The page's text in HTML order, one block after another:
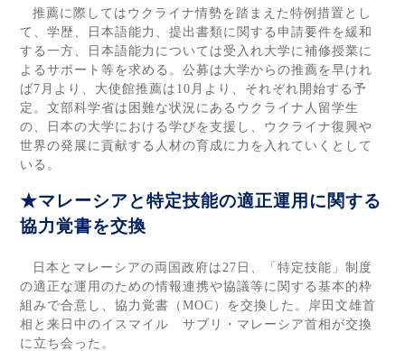
推薦に際してはウクライナ情勢を踏まえた特例措置とし
て、学歴、日本語能力、提出書類に関する申請要件を緩和
する一方、日本語能力については受入れ大学に補修授業に
よるサポート等を求める。公募は大学からの推薦を早けれ
ば7 月より、大使館推薦は 10 月より、それぞれ開始する予
定。文部科学省は困難な状況にあるウクライナ人留学生
の、日本の大学における学びを支援し、ウクライナ復興や
世界の発展に貢献する人材の育成に力を入れていくとして
いる。
★マレーシアと特定技能の適正運用に関する
協力覚書を交換
日本とマレーシアの両国政府は27 日、「特定技能」制度
の適正な運用のための情報連携や協議等に関する基本的枠
組みで合意し、協力覚書（ MOC ）を交換した。岸田文雄首
相と来日中のイスマイル サブリ・マレーシア首相が交換
に立ち会った。